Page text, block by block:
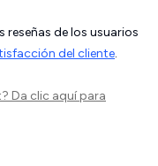
reseñas de los usuarios
del cliente.
Da clic aquípara